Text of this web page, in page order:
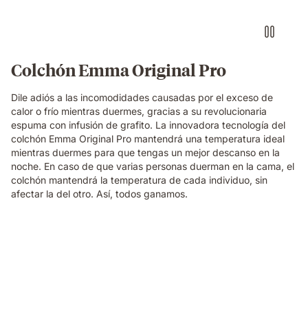
Colchón Emma Original Pro
Dile adiós a las incomodidades causadas por el exceso de
calor o frío mientras duermes, gracias a su revolucionaria
espuma con infusión de grafito. La innovadora tecnología del
colchón Emma Original Pro mantendrá una temperatura ideal
mientras duermes para que tengas un mejor descanso en la
noche. En caso de que varias personas duerman en la cama, el
colchón mantendrá la temperatura de cada individuo, sin
afectar la del otro. Así, todos ganamos.